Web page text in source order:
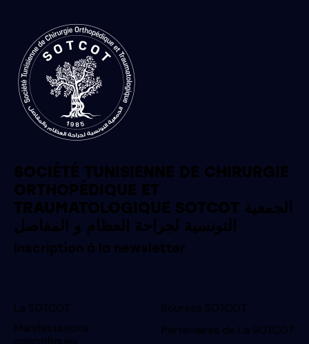
SOCIÉTÉ TUNISIENNE DE CHIRURGIE
ORTHOPÉDIQUE ET
TRAUMATOLOGIQUE SOTCOT الجمعية
التونسية لجراحة العظام و المفاصل
Inscription à la newsletter
La SOTCOT
Manifestations
scientifiques
Bourses SOTCOT
Partenaires de La SOTCOT